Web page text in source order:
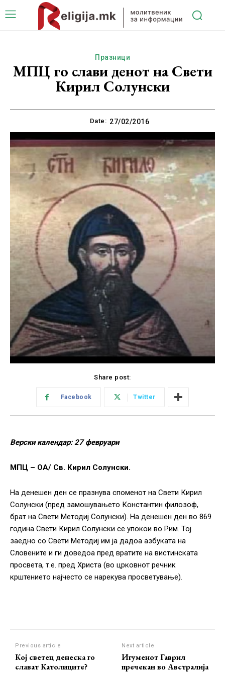
Празници
МПЦ го слави денот на Свети
Кирил Солунски
Date: 27/02/2016
Share post:
Facebook Twitter
Верски календар: 27 февруари
МПЦ – ОА/ Св. Кирил Солунски.
На денешен ден се празнува споменот на Свети Кирил
Солунски (пред замошувањето Константин филозоф,
брат на Свети Методиј Солунски). На денешен ден во 869
година Свети Кирил Солунски се упокои во Рим. Тој
заедно со Свети Методиј им ја дадоа азбуката на
Словените и ги доведоа пред вратите на вистинската
просвета, т.е. пред Христа (во црковнот речник
крштението најчесто се нарекува просветување).
Previous article
Кој светец денеска го
слават Католиците?
Next article
Игуменот Гаврил
пречекан во Австралија